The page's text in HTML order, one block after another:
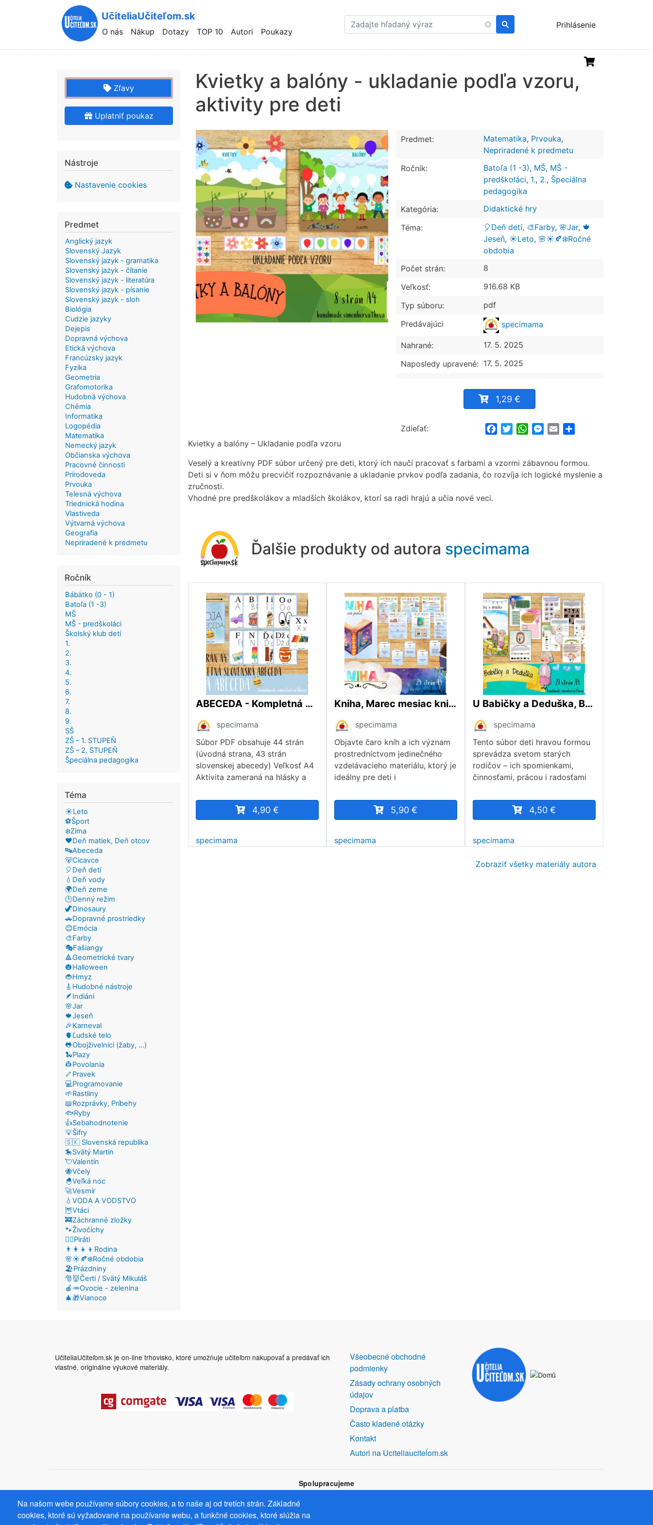
hlavný
UčiteliaUčiteľom.sk
Menu
Prihlásenie
Hlavní
navigace
O nás Nákup Dotazy TOP 10 Autori Poukazy
Kvietky a balóny - ukladanie podľa vzoru,
aktivity pre deti
Predmet: Matematika, Prvouka,
Nepriradené k predmetu
Ročník:
Batoľa (1 -3), MŠ, MŠ -
predškoláci, 1., 2., Špeciálna
pedagogika
Kategória:
Didaktické hry
Téma:
🎈Deň detí, 🎨Farby, 🌸Jar, 🍁
Jeseň, ☀️Leto, 🌸☀️🍂❄️Ročné
obdobia
Počet strán:
8
Veľkosť:
916.68 KB
Typ súboru:
pdf
Predávajúci
specimama
Nahrané:
17. 5. 2025
Naposledy upravené: 17. 5. 2025
1,29 €
Zdieľať: FacebookTwitterWhatsApp
Messenger
Email
Kvietky a balóny – Ukladanie podľa vzoru
Veselý a kreatívny PDF súbor určený pre deti, ktorý ich naučí pracovať s farbami a vzormi zábavnou formou.
Deti si v ňom môžu precvičiť rozpoznávanie a ukladanie prvkov podľa zadania, čo rozvíja ich logické myslenie a
zručnosti.
Vhodné pre predškolákov a mladších školákov, ktorí sa radi hrajú a učia nové veci.
Ďalšie produkty od autora specimama
ABECEDA - Kompletná Slovenská Abeceda, plagáty A4
specimama
Súbor PDF obsahuje 44 strán
(úvodná strana, 43 strán
slovenskej abecedy) Veľkosť A4
Aktivita zameraná na hlásky a
4,90 €
specimama
Kniha, Marec mesiac knihy, Všetko o knihe
specimama
Objavte čaro kníh a ich význam
prostredníctvom jedinečného
vzdelávacieho materiálu, ktorý je
ideálny pre deti i
5,90 €
specimama
U Babičky a Deduška, Babka a Dedko, Starí rodičia, Rodina
specimama
Tento súbor deti hravou formou
sprevádza svetom starých
rodičov – ich spomienkami,
činnosťami, prácou i radosťami
4,50 €
specimama
Zobraziť všetky materiály autora
Zľavy
Uplatniť poukaz
Nástroje
Nastavenie cookies
Predmet
Anglický jazyk
Slovenský Jazyk
Slovenský jazyk - gramatika
Slovenský jazyk - čítanie
Slovenský jazyk - literatúra
Slovenský jazyk - písanie
Slovenský jazyk - sloh
Biológia
Cudzie jazyky
Dejepis
Dopravná výchova
Etická výchova
Francúzsky jazyk
Fyzika
Geometria
Grafomotorika
Hudobná výchova
Chémia
Informatika
Logopédia
Matematika
Nemecký jazyk
Občianska výchova
Pracovné činnosti
Prírodoveda
Prvouka
Telesná výchova
Triednická hodina
Vlastiveda
Výtvarná výchova
Geografia
Nepriradené k predmetu
Ročník
Bábätko (0 - 1)
Batoľa (1 -3)
MŠ
MŠ - predškoláci
Školský klub detí
1.
2.
3.
4.
5.
6.
7.
8.
9.
SŠ
ZŠ – 1. STUPEŇ
ZŠ – 2. STUPEŇ
Špeciálna pedagogika
Téma
☀️Leto
⚽Šport
❄️Zima
❤️Deň matiek, Deň otcov
🔤Abeceda
🐻Cicavce
🎈Deň detí
💧Deň vody
🌍Deň zeme
🕒Denný režim
🦖Dinosaury
🚗Dopravné prostriedky
😊Emócia
🎨Farby
🎭Fašiangy
🔺Geometrické tvary
🎃Halloween
🐞Hmyz
🎸Hudobné nástroje
🪶Indiáni
🌸Jar
🍁Jeseň
🎉Karneval
🫀Ľudské telo
🐸Obojživelníci (žaby, ...)
🐍Plazy
👷Povolania
🦴Pravek
💻Programovanie
🌱Rastliny
📖Rozprávky, Príbehy
🐟Ryby
👍Sebahodnotenie
💡Šifry
🇸🇰 Slovenská republika
🎠Svätý Martin
💘Valentín
🐝Včely
🐣Veľká noc
🚀Vesmír
💧VODA A VODSTVO
🦉Vtáci
🚒Záchranné zložky
🐾Živočíchy
🏴‍☠️Piráti
👨‍👩‍👧‍👦Rodina
🌸☀️🍂❄️Ročné obdobia
🏖️Prázdniny
🎅👹Čerti / Svätý Mikuláš
🍎🥕Ovocie - zelenina
🎄🎁Vianoce
UčiteliaUčiteľom.sk je on-line trhovisko, ktoré umožňuje učiteľom nakupovať a predávať ich
vlastné, originálne výukové materiály.
Na našom webe používame súbory cookies, a to naše aj od tretích strán. Základné
cookies, ktoré sú vyžadované na používanie webu, a funkčné cookies, ktoré slúžia na
DALŠÍ
ODKAZY
Všeobecné obchodné
podmienky
Zásady ochrany osobných
údajov
Doprava a platba
Často kladené otázky
Kontakt
Autori na Uciteliauciteĺom.sk
Spolupracujeme